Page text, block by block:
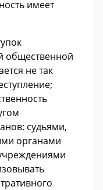
имеет
общественной
не так
судьями,
органами